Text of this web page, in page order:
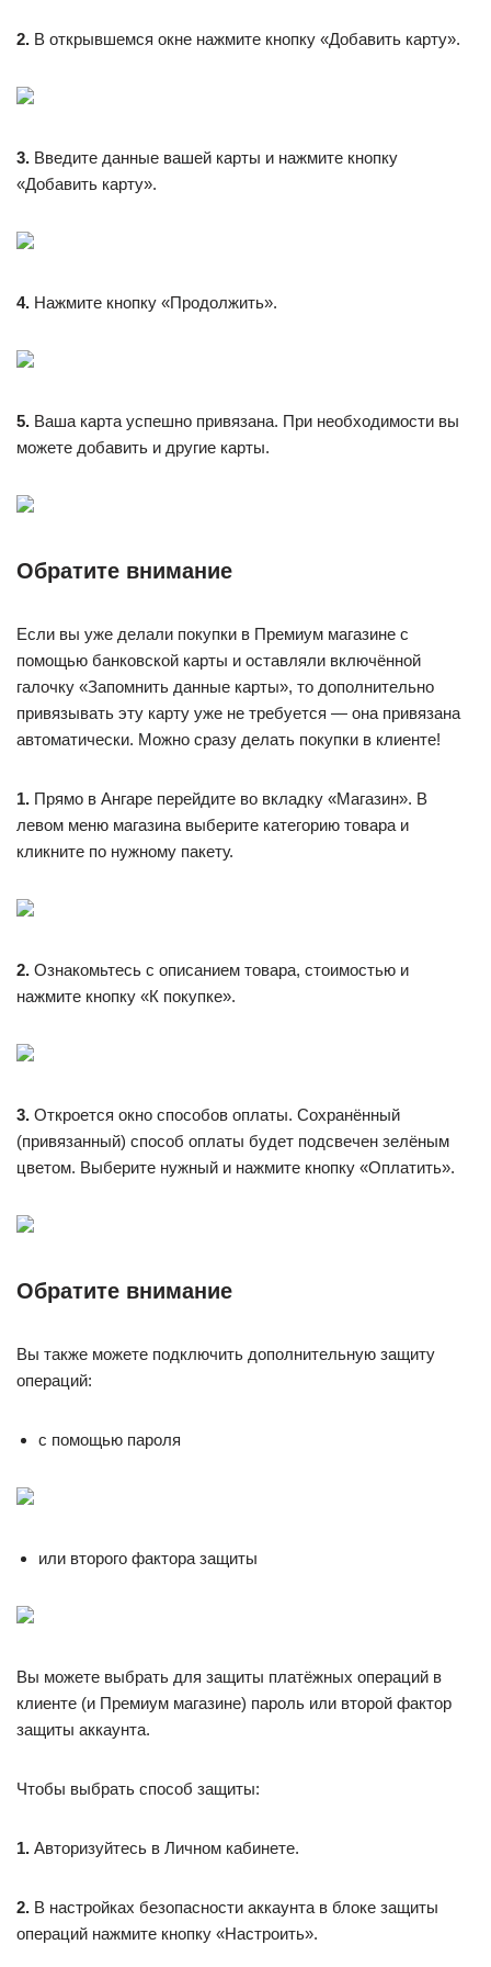
2. В открывшемся окне нажмите кнопку «Добавить карту».
3. Введите данные вашей карты и нажмите кнопку
«Добавить карту».
4. Нажмите кнопку «Продолжить».
5. Ваша карта успешно привязана. При необходимости вы
можете добавить и другие карты.
Обратите внимание
Если вы уже делали покупки в Премиум магазине с
помощью банковской карты и оставляли включённой
галочку «Запомнить данные карты», то дополнительно
привязывать эту карту уже не требуется — она привязана
автоматически. Можно сразу делать покупки в клиенте!
1. Прямо в Ангаре перейдите во вкладку «Магазин». В
левом меню магазина выберите категорию товара и
кликните по нужному пакету.
2. Ознакомьтесь с описанием товара, стоимостью и
нажмите кнопку «К покупке».
3. Откроется окно способов оплаты. Сохранённый
(привязанный) способ оплаты будет подсвечен зелёным
цветом. Выберите нужный и нажмите кнопку «Оплатить».
Обратите внимание
Вы также можете подключить дополнительную защиту
операций:
с помощью пароля
или второго фактора защиты
Вы можете выбрать для защиты платёжных операций в
клиенте (и Премиум магазине) пароль или второй фактор
защиты аккаунта.
Чтобы выбрать способ защиты:
1. Авторизуйтесь в Личном кабинете.
2. В настройках безопасности аккаунта в блоке защиты
операций нажмите кнопку «Настроить».